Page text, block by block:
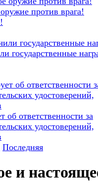
против врага!
государственные
об ответственности за
удостоверений,
Последняя
и